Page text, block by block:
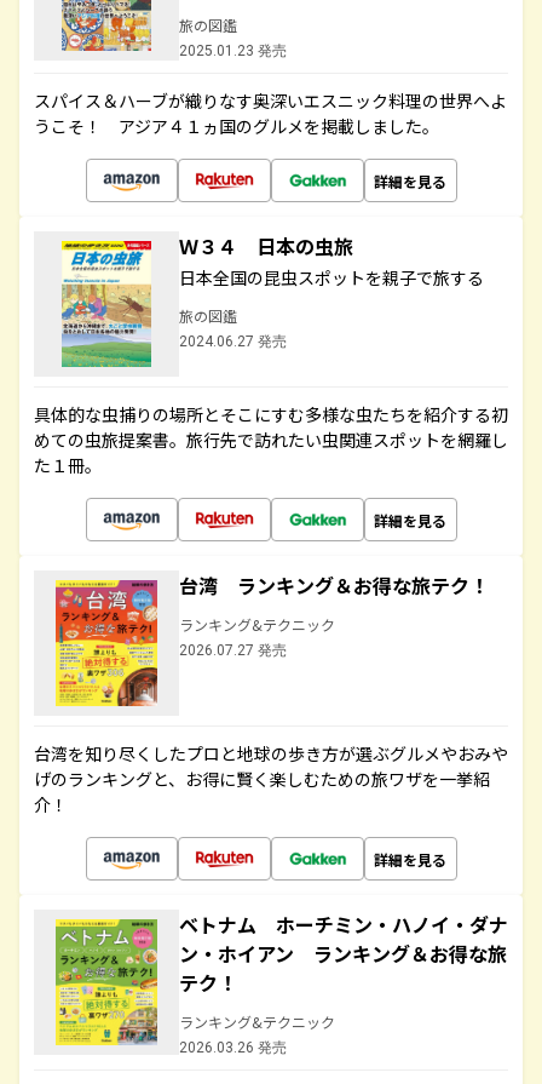
旅の図鑑
2025.01.23 発売
スパイス＆ハーブが織りなす奥深いエスニック料理の世界へよ
うこそ！ アジア４１ヵ国のグルメを掲載しました。
詳細を見る
Ｗ３４ 日本の虫旅
日本全国の昆虫スポットを親子で旅する
旅の図鑑
2024.06.27 発売
具体的な虫捕りの場所とそこにすむ多様な虫たちを紹介する初
めての虫旅提案書。旅行先で訪れたい虫関連スポットを網羅し
た１冊。
詳細を見る
台湾 ランキング＆お得な旅テク！
ランキング&テクニック
2026.07.27 発売
台湾を知り尽くしたプロと地球の歩き方が選ぶグルメやおみや
げのランキングと、お得に賢く楽しむための旅ワザを一挙紹
介！
詳細を見る
ベトナム ホーチミン・ハノイ・ダナ
ン・ホイアン ランキング＆お得な旅
テク！
ランキング&テクニック
2026.03.26 発売